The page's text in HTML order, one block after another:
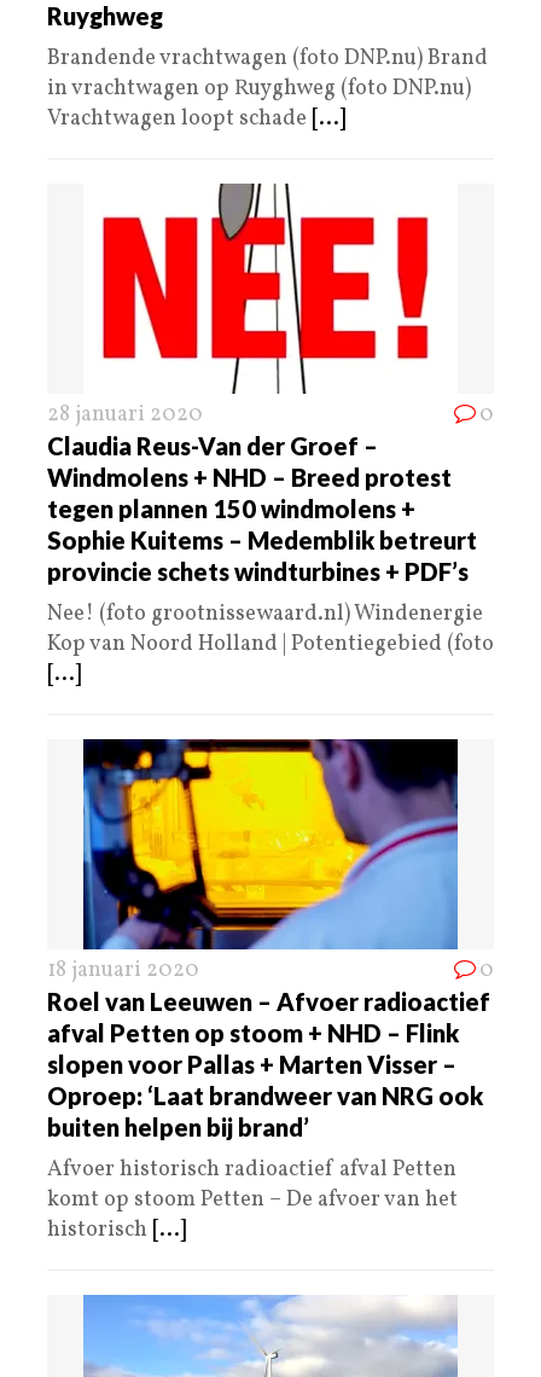
Ruyghweg
Brandende vrachtwagen (foto DNP.nu) Brand
in vrachtwagen op Ruyghweg (foto DNP.nu)
Vrachtwagen loopt schade [...]
28 januari 2020 0
Claudia Reus-Van der Groef –
Windmolens + NHD – Breed protest
tegen plannen 150 windmolens +
Sophie Kuitems – Medemblik betreurt
provincie schets windturbines + PDF’s
Nee! (foto grootnissewaard.nl) Windenergie
Kop van Noord Holland | Potentiegebied (foto
[...]
18 januari 2020 0
Roel van Leeuwen – Afvoer radioactief
afval Petten op stoom + NHD – Flink
slopen voor Pallas + Marten Visser –
Oproep: ‘Laat brandweer van NRG ook
buiten helpen bij brand’
Afvoer historisch radioactief afval Petten
komt op stoom Petten – De afvoer van het
historisch [...]